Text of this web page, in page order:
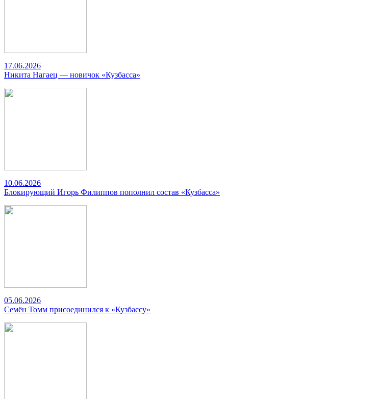
17.06.2026
Никита Нагаец — новичок «Кузбасса»
10.06.2026
Блокирующий Игорь Филиппов пополнил состав «Кузбасса»
05.06.2026
Семён Томм присоединился к «Кузбассу»